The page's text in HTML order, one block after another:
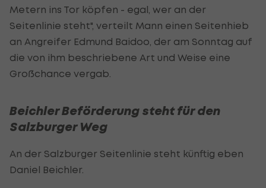
Metern ins Tor köpfen - egal, wer an der
Seitenlinie steht", verteilt Mann einen Seitenhieb
an Angreifer Edmund Baidoo, der am Sonntag auf
die von ihm beschriebene Art und Weise eine
Großchance vergab.
Beichler Beförderung steht für den
Salzburger Weg
An der Salzburger Seitenlinie steht künftig eben
Daniel Beichler.